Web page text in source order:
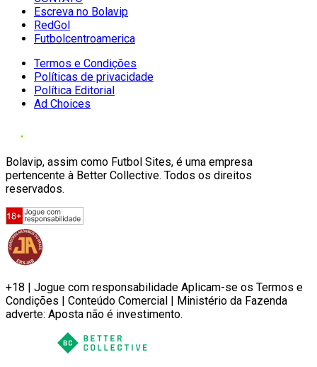
Escreva no Bolavip
RedGol
Futbolcentroamerica
Termos e Condições
Políticas de privacidade
Política Editorial
Ad Choices
Bolavip, assim como Futbol Sites, é uma empresa
pertencente à Better Collective. Todos os direitos
reservados.
+18 | Jogue com responsabilidade Aplicam-se os Termos e
Condições | Conteúdo Comercial | Ministério da Fazenda
adverte: Aposta não é investimento.